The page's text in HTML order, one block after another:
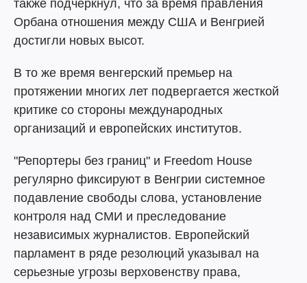
также подчеркнул, что за время правления
Орбана отношения между США и Венгрией
достигли новых высот.
В то же время венгерский премьер на
протяжении многих лет подвергается жесткой
критике со стороны международных
организаций и европейских институтов.
"Репортеры без границ" и Freedom House
регулярно фиксируют в Венгрии системное
подавление свободы слова, установление
контроля над СМИ и преследование
независимых журналистов. Европейский
парламент в ряде резолюций указывал на
серьезные угрозы верховенству права,